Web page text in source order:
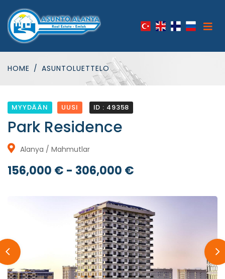
HOME ASUNTOLUETTELO
MYYDÄÄN UUSI ID : 49358
Park Residence
Alanya / Mahmutlar
156,000 € - 306,000 €